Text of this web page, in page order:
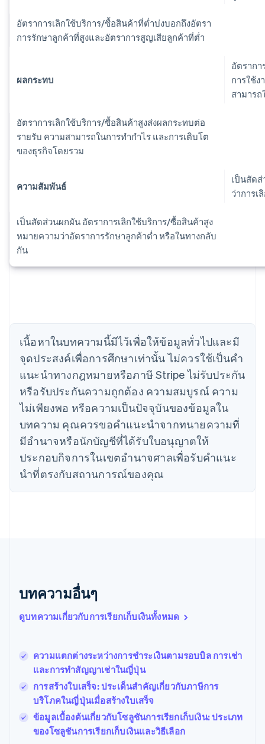
อัตราการเลิกใช้บริการ/ซื้อสินค้าที่ต่ำบ่งบอกถึงอัตรา
การรักษาลูกค้าที่สูงและอัตราการสูญเสียลูกค้าที่ต่ำ
ผลกระทบ
อัตราก
การใช้ง
สามาร
อัตราการเลิกใช้บริการ/ซื้อสินค้าสูงส่งผลกระทบต่อ
รายรับ ความสามารถในการทำกำไร และการเติบโต
ของธุรกิจโดยรวม
ความสัมพันธ์
เป็นสัด
ว่าการ
เป็นสัดส่วนผกผัน อัตราการเลิกใช้บริการ/ซื้อสินค้าสูง
หมายความว่าอัตราการรักษาลูกค้าต่ำ หรือในทางกลับ
กัน
เนื้อหาในบทความนี้มีไว้เพื่อให้ข้อมูลทั่วไปและมี
จุดประสงค์เพื่อการศึกษาเท่านั้น ไม่ควรใช้เป็นคํา
แนะนําทางกฎหมายหรือภาษี Stripe ไม่รับประกัน
หรือรับประกันความถูกต้อง ความสมบูรณ์ ความ
ไม่เพียงพอ หรือความเป็นปัจจุบันของข้อมูลใน
บทความ คุณควรขอคําแนะนําจากทนายความที่
มีอํานาจหรือนักบัญชีที่ได้รับใบอนุญาตให้
ประกอบกิจการในเขตอํานาจศาลเพื่อรับคําแนะ
นําที่ตรงกับสถานการณ์ของคุณ
บทความอื่นๆ
ดูบทความเกี่ยวกับการเรียกเก็บเงินทั้งหมด
ความแตกต่างระหว่างการชําระเงินตามรอบบิล การเช่า
และการทำสัญญาเช่าในญี่ปุ่น
การสร้างใบเสร็จ: ประเด็นสําคัญเกี่ยวกับภาษีการ
บริโภคในญี่ปุ่นเมื่อสร้างใบเสร็จ
ข้อมูลเบื้องต้นเกี่ยวกับโซลูชันการเรียกเก็บเงิน: ประเภท
ของโซลูชันการเรียกเก็บเงินและวิธีเลือก
เขตบริหารพิเศษฮ่องกง ประเทศจีน
โครเอเชีย
จีนแผ่นดินใหญ่
简体中文English
ไซปรัส
English
ญี่ปุ่น
日本語 English
เดนมาร์ก
English
ไทย
นอร์เวย์
English
NederlandsFrançais
โปรตุเกส
PortuguêsEnglish
ฝรั่งเศส
FrançaisEnglish
ฟินแลนด์
English Svenska
มอลตา
English
มาเลเซีย
简体中文